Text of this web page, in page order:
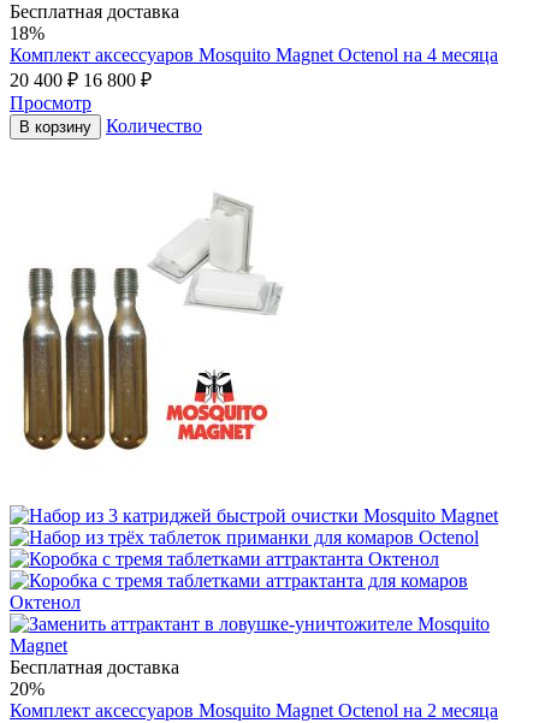
Бесплатная доставка
18%
Комплект аксессуаров Mosquito Magnet Octenol на 4 месяца
20 400 ₽ 16 800 ₽
Просмотр
В корзину Количество
Бесплатная доставка
20%
Комплект аксессуаров Mosquito Magnet Octenol на 2 месяца